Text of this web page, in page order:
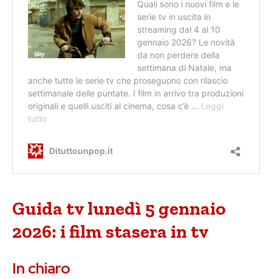
Guida tv lunedì 5 gennaio
2026: i film stasera in tv
In chiaro